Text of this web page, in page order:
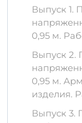
его
качестве
Выпуск 1.
0,95 м.
Выпуск 2.
0,95 м.
изделия.
Выпуск 3.